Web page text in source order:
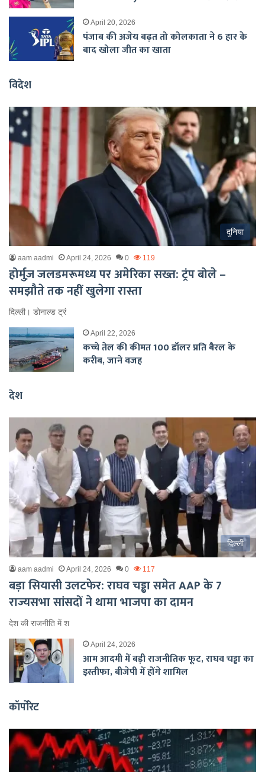
April 20, 2026
पंजाब की अजेय बढ़त तो कोलकाता ने 6 हार के
बाद खोला जीत का खाता
विदेश
दुनिया
aam aadmi April 24, 2026 0 119
होर्मुज़ जलडमरूमध्य पर अमेरिका सख्त: ट्रंप बोले –
समझौते तक नहीं खुलेगा रास्ता
दिल्ली। डोनाल्ड ट्रं
April 22, 2026
कच्चे तेल की कीमत 100 डॉलर प्रति बैरल के
करीब, जाने वजह
देश
दिल्ली
aam aadmi April 24, 2026 0 117
बड़ा सियासी उलटफेर: राघव चड्ढा समेत AAP के 7
राज्यसभा सांसदों ने थामा भाजपा का दामन
देश की राजनीति में श
April 24, 2026
आम आदमी में बड़ी राजनीतिक फूट, राघव चड्ढा का
इस्तीफा, बीजेपी में होंगे शामिल
कॉर्पोरेट